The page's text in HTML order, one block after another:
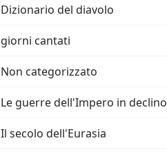
Dizionario del diavolo
giorni cantati
Non categorizzato
Le guerre dell'Impero in declino
Il secolo dell'Eurasia